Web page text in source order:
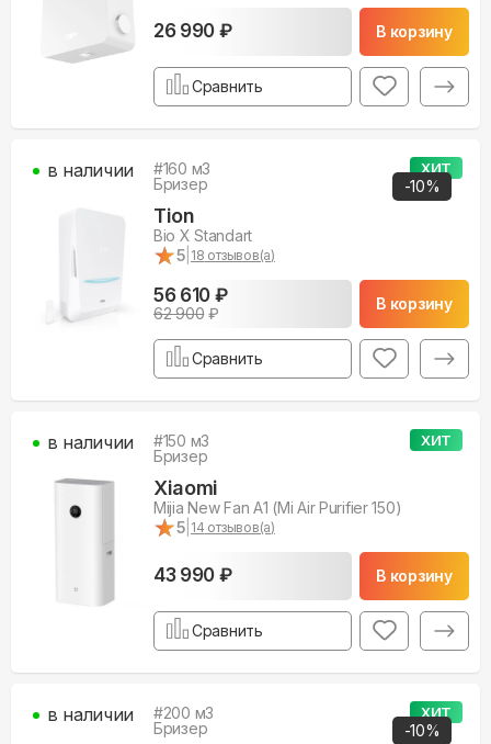
26 990 ₽ В корзину
Сравнить
ХИТ
-10%
#160 м3
Бризер
Tion
Bio X Standart
★
★5 18 отзывов(а)
56 610 ₽
62 900₽
В корзину
в наличии
Сравнить
ХИТ
#150 м3
Бризер
Xiaomi
Mijia New Fan A1 (Mi Air Purifier 150)
★
★5 14 отзывов(а)
43 990 ₽ В корзину
в наличии
Сравнить
ХИТ
-10%
#200 м3
Бризер
в наличии